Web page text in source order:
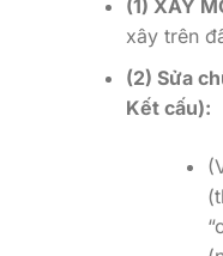
(1) XÂY
xây trên
(2) Sửa
Kết cấu):